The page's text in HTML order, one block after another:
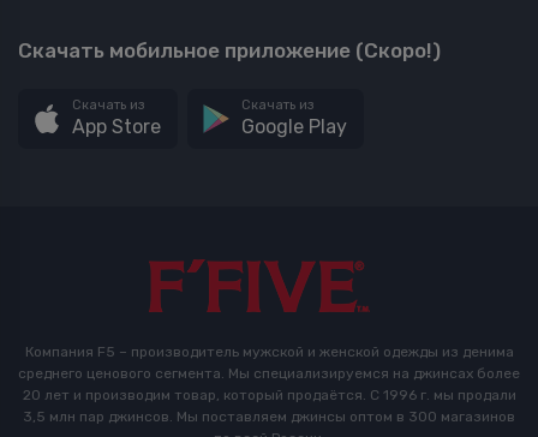
Скачать мобильное приложение (Скоро!)
Скачать из
App Store
Скачать из
Google Play
Компания F5 – производитель мужской и женской одежды из денима
среднего ценового сегмента. Мы специализируемся на джинсах более
20 лет и производим товар, который продаётся. С 1996 г. мы продали
3,5 млн пар джинсов. Мы поставляем джинсы оптом в 300 магазинов